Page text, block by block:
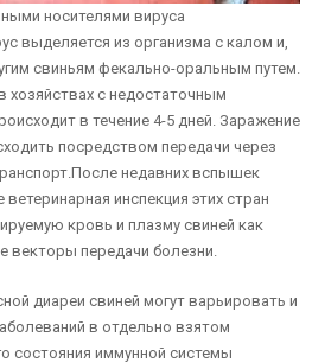
носителями вируса
выделяется из организма с калом и,
свиньям фекально-оральным путем.
хозяйствах с недостаточным
в течение 4-5 дней. Заражение
посредством передачи через
недавних вспышек
инспекция этих стран
кровь и плазму свиней как
передачи болезни.
диареи свиней могут варьировать и
в отдельно взятом
состояния иммунной системы